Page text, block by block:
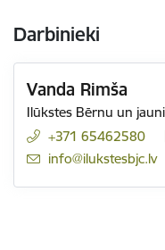
Darbinieki
Vanda Rimša
Ilūkstes Bērnu un
+371 65462580
E-pasts:
info@ilukstesbjc.lv